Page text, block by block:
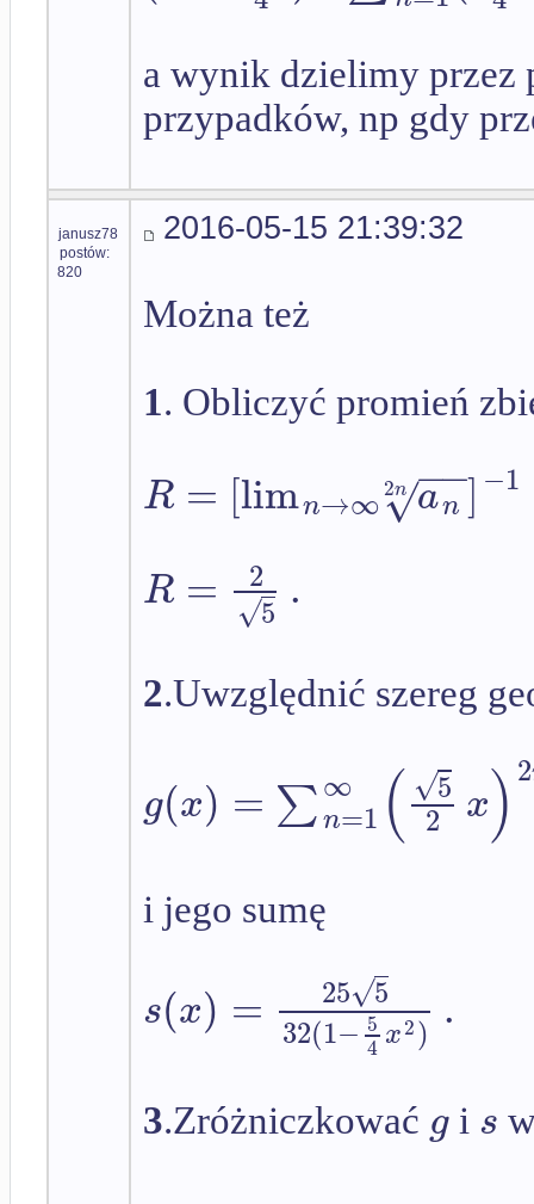
a wynik dzielimy przez
przypadków, np gdy
janusz78
postów:
820
2016-05-15 21:39:32
Można też
1. Obliczyć promień
R = [limn→∞ an
−−
√
2n ] −1
R = 2
5
√ .
2.Uwzględnić szereg
g(x) = ∑∞
n=1 ( 5
√
2 x) 2
i jego sumę
s(x) = 25 5
√
32(1− 5
4 x2) .
3.Zróżniczkować g i s